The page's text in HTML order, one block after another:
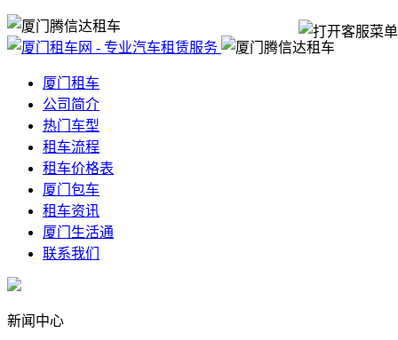
厦门租车
公司简介
热门车型
租车流程
租车价格表
厦门包车
租车资讯
厦门生活通
联系我们
新闻中心